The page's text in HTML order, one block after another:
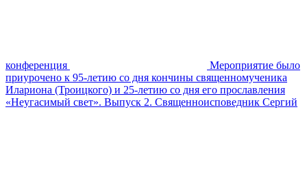
конференция
Мероприятие было
приурочено к 95-летию со дня кончины священномученика
Илариона (Троицкого) и 25-летию со дня его прославления
«Неугасимый свет». Выпуск 2. Священноисповедник Сергий